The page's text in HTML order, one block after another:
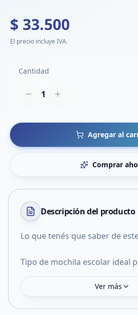
$ 33.500
El precio incluye IVA.
Cantidad
1
Agregar al
Comprar
Descripción del producto
Lo que tenés que saber de
Tipo de mochila escolar ideal
Ver más